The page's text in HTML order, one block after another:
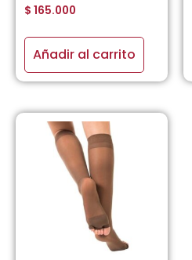
$ 165.000
Añadir al carrito